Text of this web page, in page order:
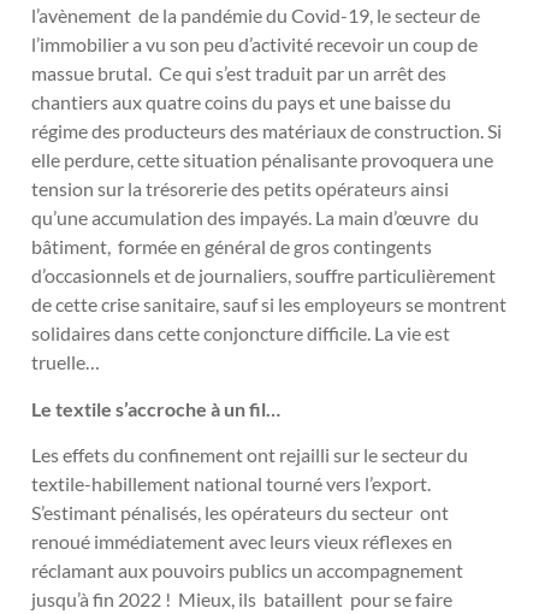
l’avènement de la pandémie du Covid-19, le secteur de
l’immobilier a vu son peu d’activité recevoir un coup de
massue brutal. Ce qui s’est traduit par un arrêt des
chantiers aux quatre coins du pays et une baisse du
régime des producteurs des matériaux de construction. Si
elle perdure, cette situation pénalisante provoquera une
tension sur la trésorerie des petits opérateurs ainsi
qu’une accumulation des impayés. La main d’œuvre du
bâtiment, formée en général de gros contingents
d’occasionnels et de journaliers, souffre particulièrement
de cette crise sanitaire, sauf si les employeurs se montrent
solidaires dans cette conjoncture difficile. La vie est
truelle…
Le textile s’accroche à un fil…
Les effets du confinement ont rejailli sur le secteur du
textile-habillement national tourné vers l’export.
S’estimant pénalisés, les opérateurs du secteur ont
renoué immédiatement avec leurs vieux réflexes en
réclamant aux pouvoirs publics un accompagnement
jusqu’à fin 2022 ! Mieux, ils bataillent pour se faire